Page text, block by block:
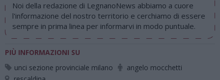
Noi della redazione di LegnanoNews abbiamo a cuore
l'informazione del nostro territorio e cerchiamo di essere
sempre in prima linea per informarvi in modo puntuale.
PIÙ INFORMAZIONI SU
unci sezione provinciale milano
angelo mocchetti